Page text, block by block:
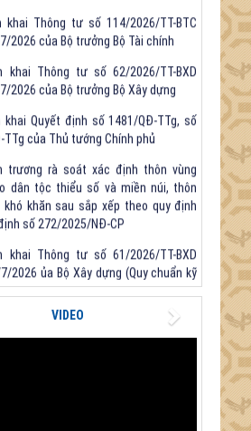
2026 của Bộ trưởng Bộ Tài chính
khai Thông tư số 62/2026/TT-BXD
2026 của Bộ trưởng Bộ Xây dựng
Quyết định số 1481/QĐ-TTg, số
của Thủ tướng Chính phủ
trương rà soát xác định thôn vùng
dân tộc thiểu số và miền núi, thôn
khăn sau sắp xếp theo quy định
số 272/2025/NĐ-CP
khai Thông tư số 61/2026/TT-BXD
2026 ủa Bộ Xây dựng (Quy chuẩn kỹ
gia về Công trình dân dụng - Phần 3:
xây dựng sử dụng năng lượng hiệu
khai Thông tư số 114/2026/TT-BTC
VIDEO